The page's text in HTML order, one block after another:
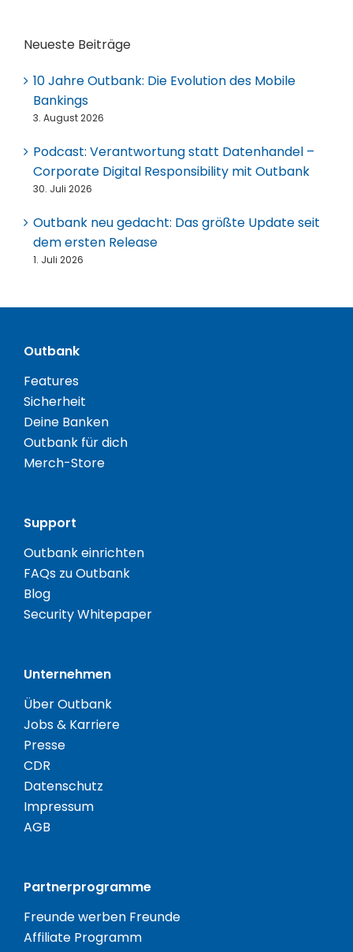
Neueste Beiträge
10 Jahre Outbank: Die Evolution des Mobile
Bankings
3. August 2026
Podcast: Verantwortung statt Datenhandel –
Corporate Digital Responsibility mit Outbank
30. Juli 2026
Outbank neu gedacht: Das größte Update seit
dem ersten Release
1. Juli 2026
Outbank
Features
Sicherheit
Deine Banken
Outbank für dich
Merch-Store
Support
Outbank einrichten
FAQs zu Outbank
Blog
Security Whitepaper
Unternehmen
Über Outbank
Jobs & Karriere
Presse
CDR
Datenschutz
Impressum
AGB
Partnerprogramme
Freunde werben Freunde
Affiliate Programm